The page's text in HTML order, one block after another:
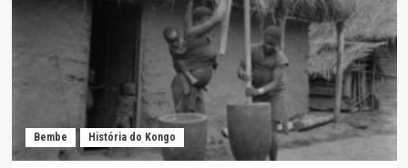
Bembe História do Kongo